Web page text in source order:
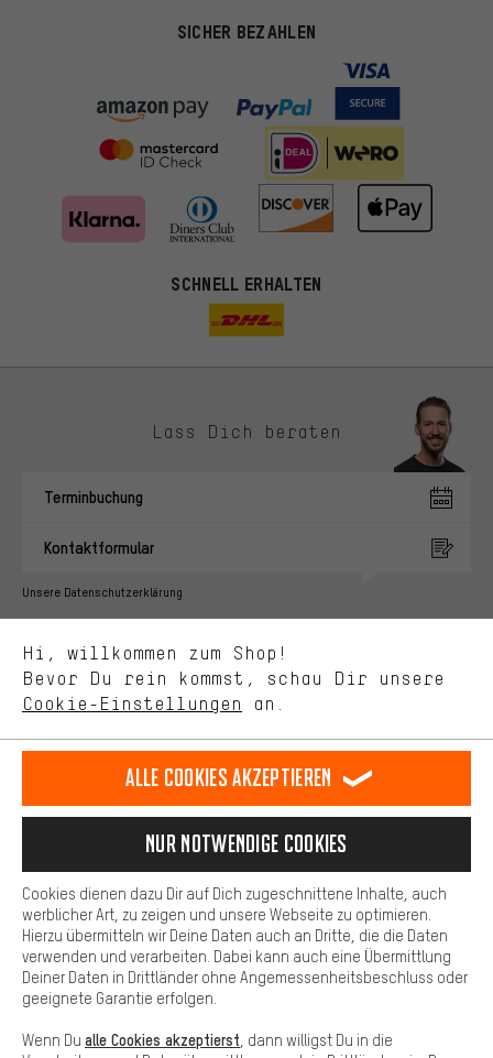
SICHER BEZAHLEN
SCHNELL ERHALTEN
Lass Dich beraten
Terminbuchung
Kontaktformular
Unsere Datenschutzerklärung
Sprache"
Deutsch
DE english
EN español
ES français
FR
VERTRAG WIDERRUFEN Aachener Community Affiliateprogramm
Datenschutz Allgemeine Geschäftsbedingungen
Hinweisgebersystem Hinweise zur Batterieentsorgung
Cookie-Einstellungen Kontrast ändern
Alle Preise verstehen sich in Euro und exkl. MwSt zuzüglich
Versandkostenfür Lieferung nachUSA.
Hi, willkommen zum Shop!
Bevor Du rein kommst, schau Dir unsere
Cookie-Einstellungen an.
Du bekommst, statt zufälliger Werbung, genauer passende
Angebote von uns. Diese Cookies helfen uns, Deine Interessen
zeigen.
Bessere Leistung
Uns interessiert, was Du in unserem Shop suchst und brauchst.
selbst Einfluss auf die Verbesserung unserer Webseite und
unseres Shop-Angebots.
Dein Shopping-Erlebnis wird komfortabler. Mit Komfort-Cookies
stellen wir Verknüpfungen zu Social Media Plattformen her. So
können wir dir weitere nützliche Inhalte und Informationen zur
Verfügung stellen. Zudem hast du die Möglichkeit zusätzliche
Services zu nutzen, die es dir erleichtern die richtigen Produkte zu
finden. Beispielsweise bieten wir eine Chat-Funktion an, damit
Fragen schnell und unkompliziert beantwortet werden können.
Basis
Basis-Cookies gewährleisten, dass Du unsere Webseite
grundsätzlich nutzen kannst.
Alle Cookies akzeptieren
Nur Notwendige Cookies
Cookies dienen dazu Dir auf Dich zugeschnittene Inhalte, auch
werblicher Art, zu zeigen und unsere Webseite zu optimieren.
Hierzu übermitteln wir Deine Daten auch an Dritte, die die Daten
verwenden und verarbeiten. Dabei kann auch eine Übermittlung
Deiner Daten in Drittländer ohne Angemessenheitsbeschluss oder
geeignete Garantie erfolgen.
Wenn Du alle Cookies akzeptierst , dann willigst Du in die